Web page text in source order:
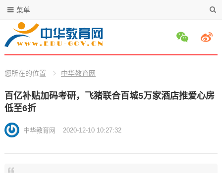
菜单
您所在的位置 中华教育网
百亿补贴加码考研，飞猪联合百城5万家酒店推爱心房
低至6折
中华教育网 2020-12-10 10:27:32